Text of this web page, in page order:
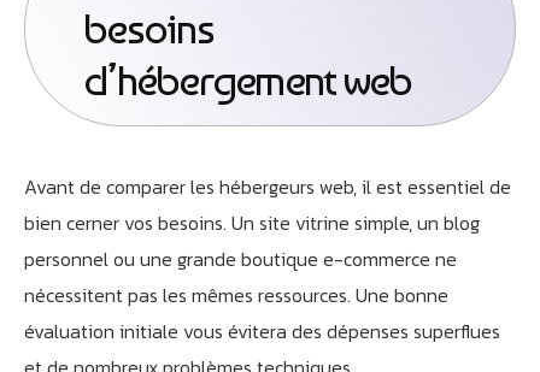
besoins
d’hébergement web
Avant de comparer les hébergeurs web, il est essentiel de
bien cerner vos besoins. Un site vitrine simple, un blog
personnel ou une grande boutique e-commerce ne
nécessitent pas les mêmes ressources. Une bonne
évaluation initiale vous évitera des dépenses superflues